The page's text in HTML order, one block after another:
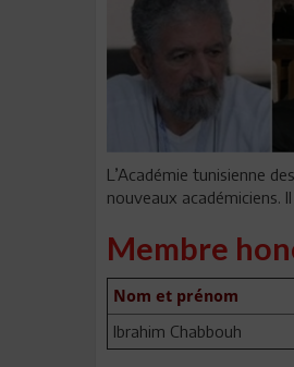
L’Académie tunisienne
nouveaux académiciens.
Membre
Nom et prénom
Ibrahim Chabbouh